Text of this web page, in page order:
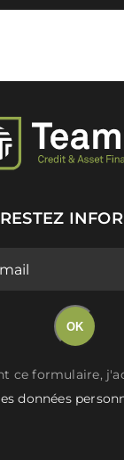
RESTEZ
OK
RGPD
ce formulaire,
données